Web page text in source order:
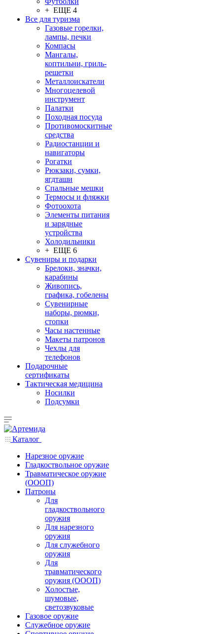
+ ЕЩЕ 4
Все для туризма
Газовые горелки,
лампы, печки
Компасы
Мангалы,
коптильни, гриль-
решетки
Металлоискатели
Многоцелевой
инструмент
Палатки
Походная посуда
Противомоскитные
средства
Радиостанции и
навигаторы
Рогатки
Рюкзаки, сумки,
ягдташи
Спальные мешки
Термосы и фляжки
Фотоохота
Элементы питания
и зарядные
устройства
Холодильники
+ ЕЩЕ 6
Сувениры и подарки
Брелоки, значки,
карабины
Живопись,
графика, гобелены
Сувенирные
наборы, рюмки,
стопки
Часы настенные
Макеты патронов
Чехлы для
телефонов
Подарочные
сертификаты
Тактическая медицина
Носилки
Подсумки
Каталог
Нарезное оружие
Гладкоствольное оружие
Травматическое оружие
(ОООП)
Патроны
Для
гладкоствольного
оружия
Для нарезного
оружия
Для служебного
оружия
Для
травматического
оружия (ОООП)
Холостые,
шумовые,
светозвуковые
Газовое оружие
Служебное оружие